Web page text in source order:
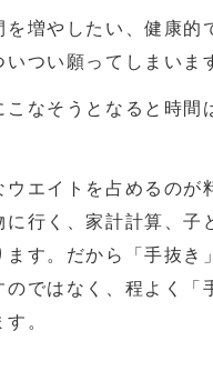
増やしたい、健康的
つい願ってしまいま
なそうとなると時間
エイトを占めるのが
行く、家計計算、子
す。だから「手抜き
ではなく、程よく「
。